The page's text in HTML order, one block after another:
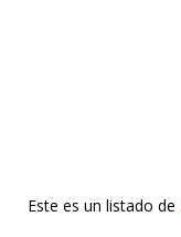
Este es un listado de